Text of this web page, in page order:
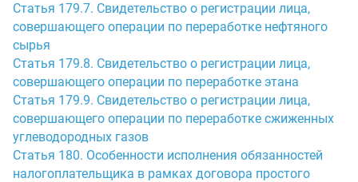
Статья 179.7. Свидетельство о регистрации лица,
совершающего операции по переработке нефтяного
сырья
Статья 179.8. Свидетельство о регистрации лица,
совершающего операции по переработке этана
Статья 179.9. Свидетельство о регистрации лица,
совершающего операции по переработке сжиженных
углеводородных газов
Статья 180. Особенности исполнения обязанностей
налогоплательщика в рамках договора простого